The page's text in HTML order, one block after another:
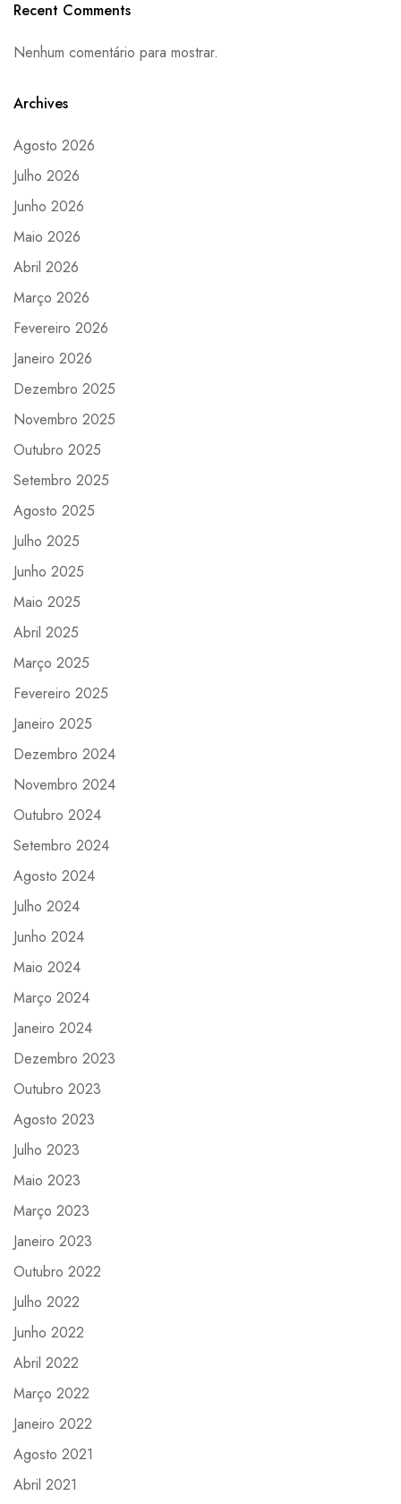
Recent Comments
Nenhum comentário para mostrar.
Archives
Agosto 2026
Julho 2026
Junho 2026
Maio 2026
Abril 2026
Março 2026
Fevereiro 2026
Janeiro 2026
Dezembro 2025
Novembro 2025
Outubro 2025
Setembro 2025
Agosto 2025
Julho 2025
Junho 2025
Maio 2025
Abril 2025
Março 2025
Fevereiro 2025
Janeiro 2025
Dezembro 2024
Novembro 2024
Outubro 2024
Setembro 2024
Agosto 2024
Julho 2024
Junho 2024
Maio 2024
Março 2024
Janeiro 2024
Dezembro 2023
Outubro 2023
Agosto 2023
Julho 2023
Maio 2023
Março 2023
Janeiro 2023
Outubro 2022
Julho 2022
Junho 2022
Abril 2022
Março 2022
Janeiro 2022
Agosto 2021
Abril 2021